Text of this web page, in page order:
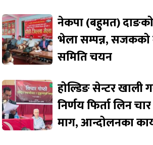
नेकपा (बहुमत) दाङको
भेला सम्पन्न, सजकको
समिति चयन
होल्डिङ सेन्टर खाली
निर्णय फिर्ता लिन
माग, आन्दोलनका